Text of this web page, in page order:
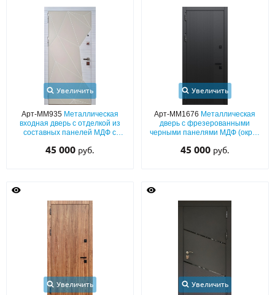
Увеличить
Арт-ММ935 Металлическая
входная дверь с отделкой из
составных панелей МДФ с
45 000 руб.
Увеличить
Арт-ММ1676 Металлическая
дверь с фрезерованными
черными панелями МДФ (окрас
45 000 руб.
Увеличить Увеличить